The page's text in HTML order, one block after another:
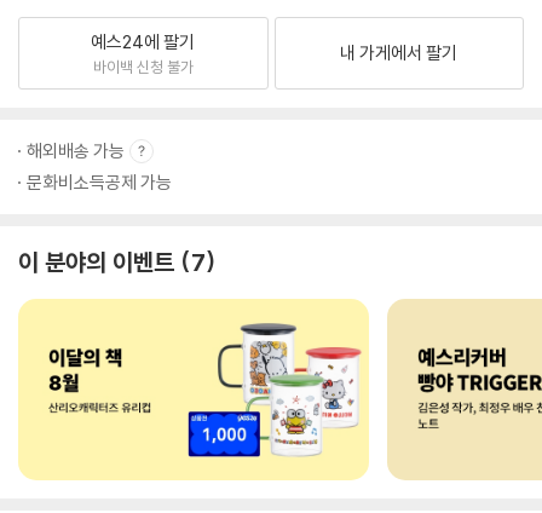
예스24에 팔기
바이백 신청 불가
내 가게에서 팔기
해외배송 가능
문화비소득공제 가능
이 분야의 이벤트 7